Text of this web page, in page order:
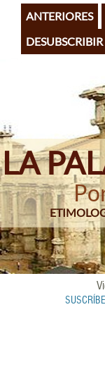
Pasar
contenido
principal
ANTERIORES
DESUBSCRIBIR
LA